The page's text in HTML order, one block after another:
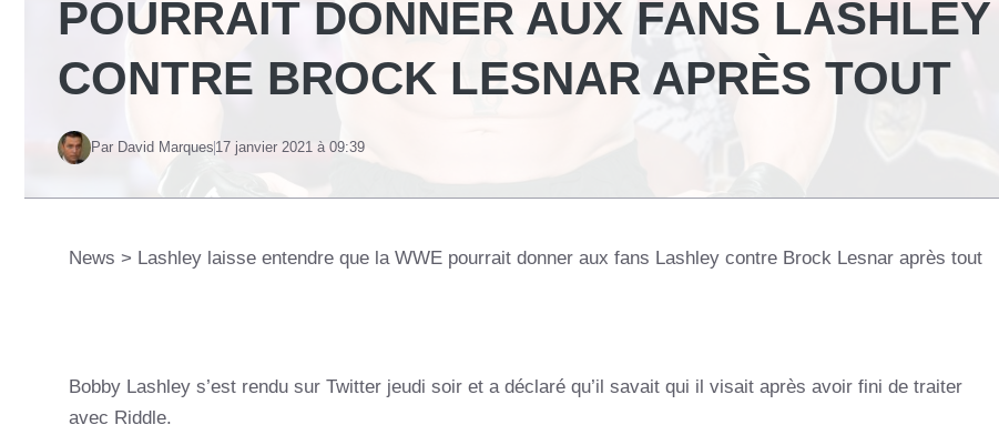
POURRAIT DONNER AUX FANS LASHLEY
CONTRE BROCK LESNAR APRÈS TOUT
Par David Marques 17 janvier 2021 à 09:39
News > Lashley laisse entendre que la WWE pourrait donner aux fans Lashley contre Brock Lesnar après tout
Bobby Lashley s’est rendu sur Twitter jeudi soir et a déclaré qu’il savait qui il visait après avoir fini de traiter
avec Riddle.